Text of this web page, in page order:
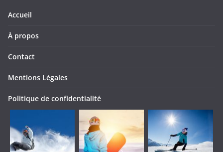
Accueil
À propos
Contact
Mentions Légales
Politique de confidentialité